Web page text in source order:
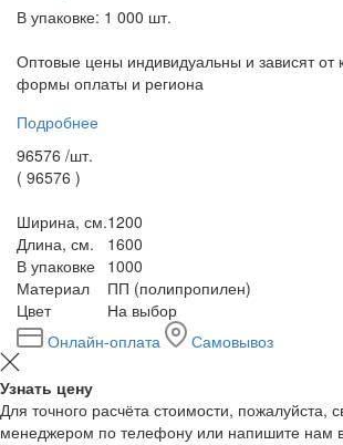
В упаковке: 1 000 шт.
Оптовые цены индивидуальны и зависят от
формы оплаты и региона
Подробнее
96576 /шт.
( 96576 )
Ширина, см.1200
Длина, см.
1600
В упаковке 1000
Материал
ПП (полипропилен)
Цвет
На выбор
Онлайн-оплата
Самовывоз
Узнать цену
Для точного расчёта стоимости, пожалуйста,
менеджером по телефону или напишите нам